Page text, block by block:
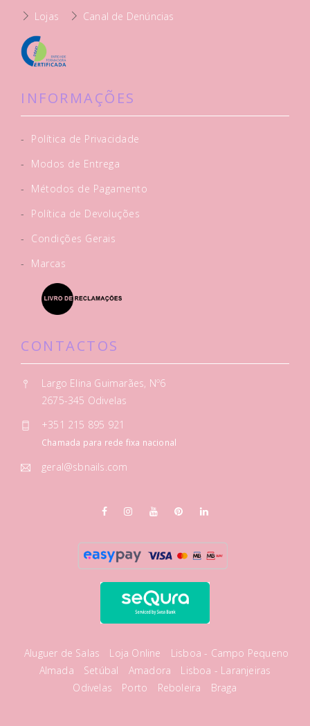
Lojas Canal de Denúncias
INFORMAÇÕES
-
Política de Privacidade
-
Modos de Entrega
-
Métodos de Pagamento
-
Política de Devoluções
-
Condições Gerais
-
Marcas
CONTACTOS
Largo Elina Guimarães, Nº6
2675-345 Odivelas
+351 215 895 921
Chamada para rede fixa nacional
geral@sbnails.com
Aluguer de Salas Loja Online
Lisboa - Campo Pequeno
Almada
Setúbal Amadora
Lisboa - Laranjeiras
Odivelas
Porto Reboleira Braga